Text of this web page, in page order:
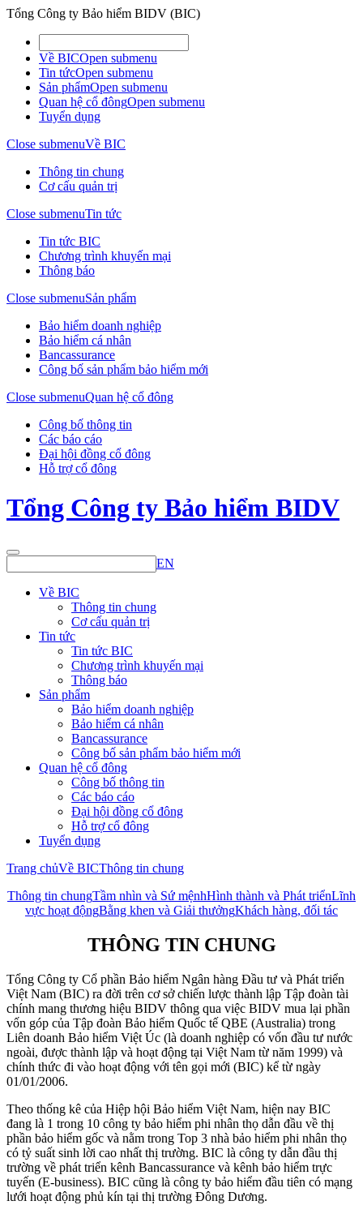
Tổng Công ty Bảo hiểm BIDV (BIC)
Về BICOpen submenu
Tin tứcOpen submenu
Sản phẩmOpen submenu
Quan hệ cổ đôngOpen submenu
Tuyển dụng
Close submenuVề BIC
Thông tin chung
Cơ cấu quản trị
Close submenuTin tức
Tin tức BIC
Chương trình khuyến mại
Thông báo
Close submenuSản phẩm
Bảo hiểm doanh nghiệp
Bảo hiểm cá nhân
Bancassurance
Công bố sản phẩm bảo hiểm mới
Close submenuQuan hệ cổ đông
Công bố thông tin
Các báo cáo
Đại hội đồng cổ đông
Hỗ trợ cổ đông
Tổng Công ty Bảo hiểm BIDV
EN
Về BIC
Thông tin chung
Cơ cấu quản trị
Tin tức
Tin tức BIC
Chương trình khuyến mại
Thông báo
Sản phẩm
Bảo hiểm doanh nghiệp
Bảo hiểm cá nhân
Bancassurance
Công bố sản phẩm bảo hiểm mới
Quan hệ cổ đông
Công bố thông tin
Các báo cáo
Đại hội đồng cổ đông
Hỗ trợ cổ đông
Tuyển dụng
Trang chủVề BICThông tin chung
Thông tin chungTầm nhìn và Sứ mệnhHình thành và Phát triểnLĩnh
vực hoạt độngBằng khen và Giải thưởngKhách hàng, đối tác
THÔNG TIN CHUNG
Tổng Công ty Cổ phần Bảo hiểm Ngân hàng Đầu tư và Phát triển
Việt Nam (BIC) ra đời trên cơ sở chiến lược thành lập Tập đoàn tài
chính mang thương hiệu BIDV thông qua việc BIDV mua lại phần
vốn góp của Tập đoàn Bảo hiểm Quốc tế QBE (Australia) trong
Liên doanh Bảo hiểm Việt Úc (là doanh nghiệp có vốn đầu tư nước
ngoài, được thành lập và hoạt động tại Việt Nam từ năm 1999) và
chính thức đi vào hoạt động với tên gọi mới (BIC) kể từ ngày
01/01/2006.
Theo thống kê của Hiệp hội Bảo hiểm Việt Nam, hiện nay BIC
đang là 1 trong 10 công ty bảo hiểm phi nhân thọ dẫn đầu về thị
phần bảo hiểm gốc và nằm trong Top 3 nhà bảo hiểm phi nhân thọ
có tỷ suất sinh lời cao nhất thị trường. BIC là công ty dẫn đầu thị
trường về phát triển kênh Bancassurance và kênh bảo hiểm trực
tuyến (E-business). BIC cũng là công ty bảo hiểm đầu tiên có mạng
lưới hoạt động phủ kín tại thị trường Đông Dương.